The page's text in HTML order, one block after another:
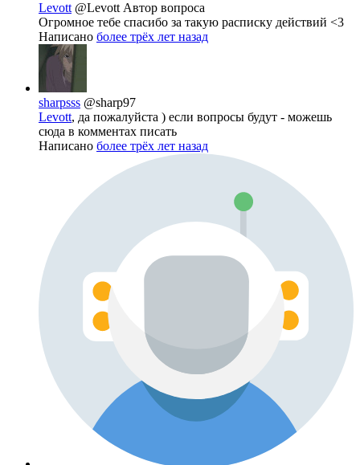
Levott @Levott Автор вопроса
Огромное тебе спасибо за такую расписку действий <3
Написано более трёх лет назад
sharpsss @sharp97
Levott, да пожалуйста ) если вопросы будут - можешь
сюда в комментах писать
Написано более трёх лет назад